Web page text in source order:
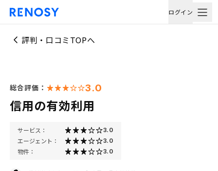
ログイン
評判・口コミTOPへ
総合評価： 3.0
信用の有効利用
サービス： 3.0
エージェント： 3.0
物件： 3.0